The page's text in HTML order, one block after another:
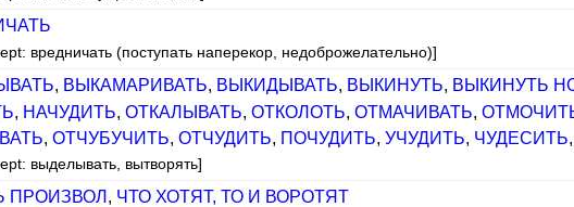
вредничать (поступать наперекор, недоброжелательно)]
, ВЫКАМАРИВАТЬ, ВЫКИДЫВАТЬ, ВЫКИНУТЬ, ВЫКИНУТЬ
, НАЧУДИТЬ,ОТКАЛЫВАТЬ,ОТКОЛОТЬ,ОТМАЧИВАТЬ,
,ОТЧУБУЧИТЬ,ОТЧУДИТЬ, ПОЧУДИТЬ,УЧУДИТЬ, ЧУДЕСИТЬ,
выделывать, вытворять]
ПРОИЗВОЛ , ЧТО ХОТЯТ, ТО И ВОРОТЯТ